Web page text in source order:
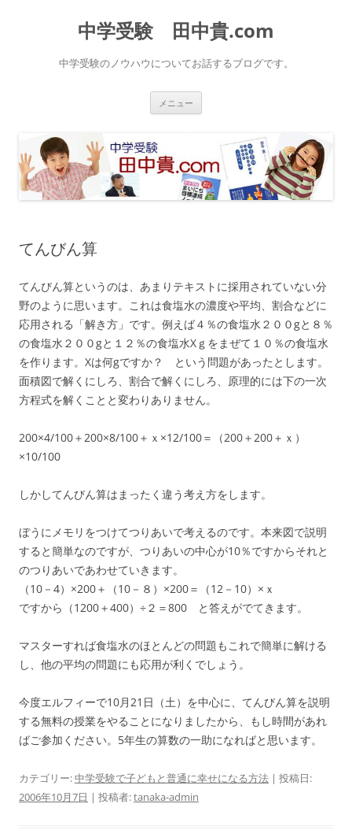
中学受験 田中貴.com
中学受験のノウハウについてお話するブログです。
メニュー
ス
キ
ッ
プ
てんびん算
てんびん算というのは、あまりテキストに採用されていない分
野のように思います。これは食塩水の濃度や平均、割合などに
応用される「解き方」です。例えば４％の食塩水２００gと８％
の食塩水２００gと１２％の食塩水Xｇをまぜて１０％の食塩水
を作ります。Xは何gですか？ という問題があったとします。
面積図で解くにしろ、割合で解くにしろ、原理的には下の一次
方程式を解くことと変わりありません。
200×4/100＋200×8/100＋ｘ×12/100＝（200＋200＋ｘ）
×10/100
しかしてんびん算はまったく違う考え方をします。
ぼうにメモリをつけてつりあいで考えるのです。本来図で説明
すると簡単なのですが、つりあいの中心が10％ですからそれと
のつりあいであわせていきます。
（10－4）×200＋（10－８）×200＝（12－10）×ｘ
ですから（1200＋400）÷２＝800 と答えがでてきます。
マスターすれば食塩水のほとんどの問題もこれで簡単に解ける
し、他の平均の問題にも応用が利くでしょう。
今度エルフィーで10月21日（土）を中心に、てんびん算を説明
する無料の授業をやることになりましたから、もし時間があれ
ばご参加ください。5年生の算数の一助になればと思います。
カテゴリー:中学受験で子どもと普通に幸せになる方法 | 投稿日:
2006年10月7日 | 投稿者:tanaka-admin